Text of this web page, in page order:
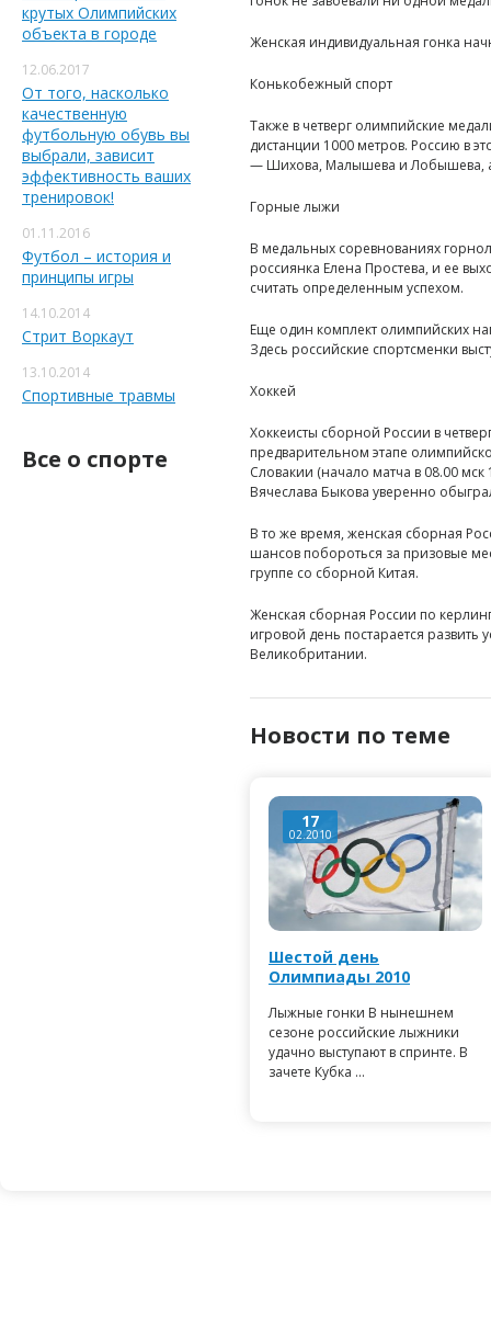
крутых Олимпийских
объекта в городе
12.06.2017
От того, насколько
качественную
футбольную обувь вы
выбрали, зависит
эффективность ваших
тренировок!
01.11.2016
Футбол – история и
принципы игры
14.10.2014
Стрит Воркаут
13.10.2014
Спортивные травмы
Все о спорте
Женская индивидуальная гонка
Конькобежный спорт
Также в четверг олимпийские
дистанции 1000 метров. Россию в
— Шихова, Малышева и Лобышева, а
Горные лыжи
В медальных соревнованиях
россиянка Елена Простева, и ее
считать определенным успехом.
Еще один комплект олимпийских
Здесь российские спортсменки
Хоккей
Хоккеисты сборной России в
предварительном этапе
Словакии (начало матча в 08.00
Вячеслава Быкова уверенно
В то же время, женская сборная
шансов побороться за призовые
группе со сборной Китая.
Женская сборная России по
игровой день постарается развить
Великобритании.
Новости по теме
17
02.2010
Шестой день
Олимпиады 2010
Лыжные гонки В нынешнем
сезоне российские лыжники
удачно выступают в спринте. В
зачете Кубка ...